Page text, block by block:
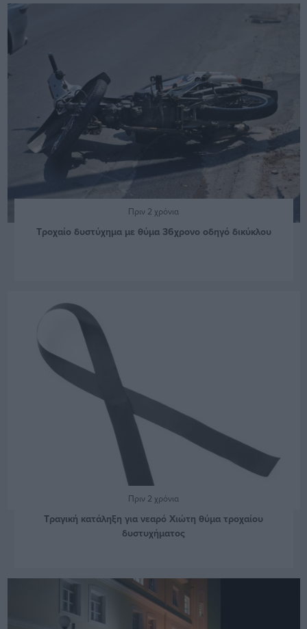
Πριν 2 χρόνια
Τροχαίο δυστύχημα με θύμα 36χρονο οδηγό δικύκλου
Πριν 2 χρόνια
Τραγική κατάληξη για νεαρό Χιώτη θύμα τροχαίου
δυστυχήματος